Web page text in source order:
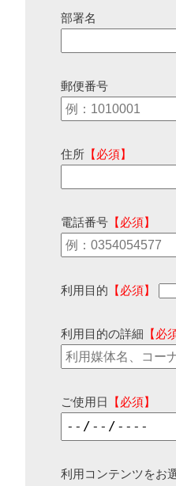
部署名
郵便番号
住所 【必須】
電話番号 【必須】
利用目的 【必須】
利用目的の詳細 【必
ご使用日 【必須】
利用コンテンツをお